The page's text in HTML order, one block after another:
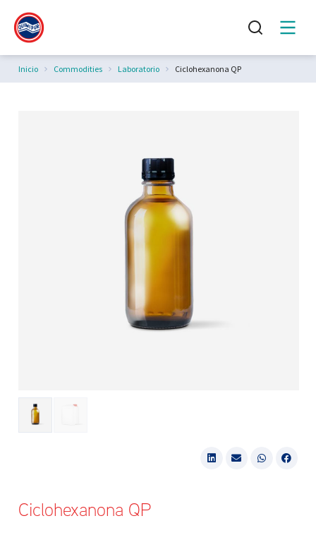
Estás aquí:
Inicio Commodities Laboratorio Ciclohexanona QP
Ciclohexanona QP